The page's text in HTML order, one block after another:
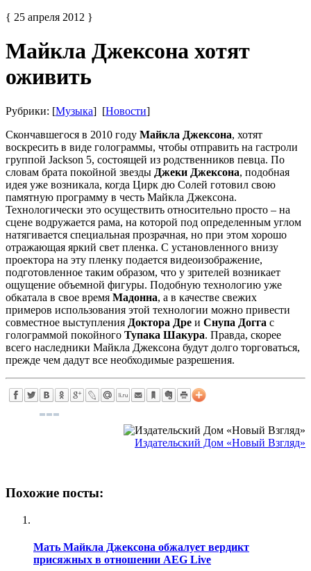
{ 25 апреля 2012 }
Майкла Джексона хотят
оживить
Рубрики: [Музыка] [Новости]
Скончавшегося в 2010 году Майкла Джексона, хотят
воскресить в виде голограммы, чтобы отправить на гастроли
группой Jackson 5, состоящей из родственников певца. По
словам брата покойной звезды Джеки Джексона, подобная
идея уже возникала, когда Цирк дю Солей готовил свою
памятную программу в честь Майкла Джексона.
Технологически это осуществить относительно просто – на
сцене водружается рама, на которой под определенным углом
натягивается специальная прозрачная, но при этом хорошо
отражающая яркий свет пленка. С установленного внизу
проектора на эту пленку подается видеоизображение,
подготовленное таким образом, что у зрителей возникает
ощущение объемной фигуры. Подобную технологию уже
обкатала в свое время Мадонна, а в качестве свежих
примеров использования этой технологии можно привести
совместное выступления Доктора Дре и Снупа Догга с
голограммой покойного Тупака Шакура. Правда, скорее
всего наследники Майкла Джексона будут долго торговаться,
прежде чем дадут все необходимые разрешения.
Издательский Дом «Новый Взгляд»
Похожие посты:
Мать Майкла Джексона обжалует вердикт
присяжных в отношении AEG Live